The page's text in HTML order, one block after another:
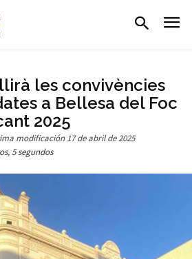
les convivències
a Bellesa del Foc
2025
modificación 17 de abril de 2025
5 segundos